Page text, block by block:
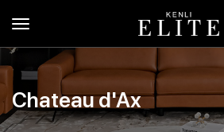
Chateau d'Ax